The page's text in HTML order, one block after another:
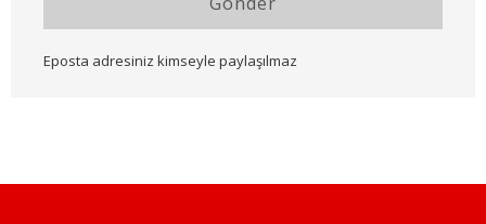
Eposta adresiniz kimseyle paylaşılmaz